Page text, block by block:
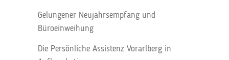
Gelungener Neujahrsempfang und
Büroeinweihung
Die Persönliche Assistenz Vorarlberg in